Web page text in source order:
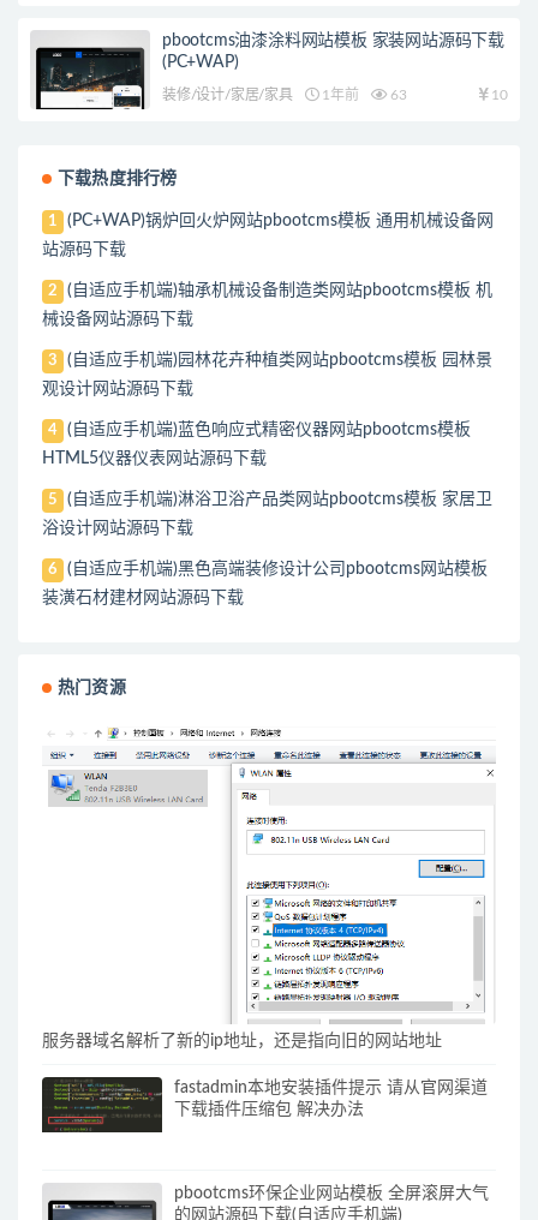
pbootcms油漆涂料网站模板 家装网站源码下载
(PC+WAP)
装修/设计/家居/家具 1年前 63 10
下载热度排行榜
1
(PC+WAP)锅炉回火炉网站pbootcms模板 通用机械设备网
站源码下载
2
(自适应手机端)轴承机械设备制造类网站pbootcms模板 机
械设备网站源码下载
3
(自适应手机端)园林花卉种植类网站pbootcms模板 园林景
观设计网站源码下载
4
(自适应手机端)蓝色响应式精密仪器网站pbootcms模板
HTML5仪器仪表网站源码下载
5
(自适应手机端)淋浴卫浴产品类网站pbootcms模板 家居卫
浴设计网站源码下载
6
(自适应手机端)黑色高端装修设计公司pbootcms网站模板
装潢石材建材网站源码下载
热门资源
服务器域名解析了新的ip地址，还是指向旧的网站地址
fastadmin本地安装插件提示 请从官网渠道
下载插件压缩包 解决办法
pbootcms环保企业网站模板 全屏滚屏大气
的网站源码下载(自适应手机端)